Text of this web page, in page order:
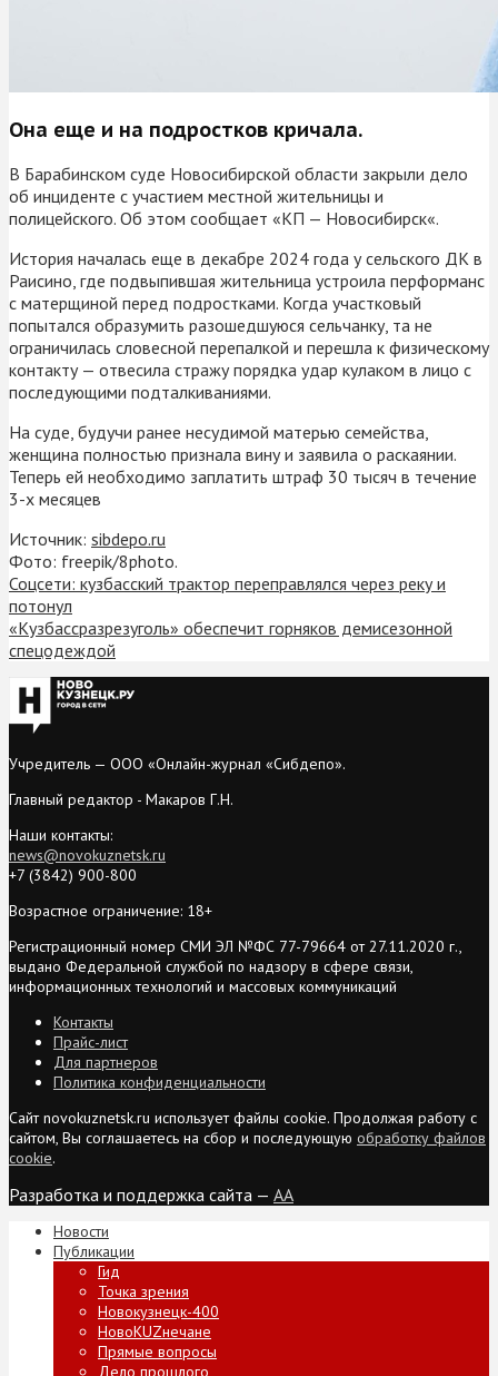
Она еще и на подростков кричала.
В Барабинском суде Новосибирской области закрыли дело
об инциденте с участием местной жительницы и
полицейского. Об этом сообщает «КП — Новосибирск«.
История началась еще в декабре 2024 года у сельского ДК в
Раисино, где подвыпившая жительница устроила перформанс
с матерщиной перед подростками. Когда участковый
попытался образумить разошедшуюся сельчанку, та не
ограничилась словесной перепалкой и перешла к физическому
контакту — отвесила стражу порядка удар кулаком в лицо с
последующими подталкиваниями.
На суде, будучи ранее несудимой матерью семейства,
женщина полностью признала вину и заявила о раскаянии.
Теперь ей необходимо заплатить штраф 30 тысяч в течение
3-х месяцев
Источник: sibdepo.ru
Фото: freepik/8photo.
Соцсети: кузбасский трактор переправлялся через реку и
потонул
«Кузбассразрезуголь» обеспечит горняков демисезонной
спецодеждой
Учредитель — ООО «Онлайн-журнал «Сибдепо».
Главный редактор - Макаров Г.Н.
Наши контакты:
news@novokuznetsk.ru
+7 (3842) 900-800
Возрастное ограничение: 18+
Регистрационный номер СМИ ЭЛ №ФС 77-79664 от 27.11.2020 г.,
выдано Федеральной службой по надзору в сфере связи,
информационных технологий и массовых коммуникаций
Контакты
Прайс-лист
Для партнеров
Политика конфиденциальности
Сайт novokuznetsk.ru использует файлы cookie. Продолжая работу с
сайтом, Вы соглашаетесь на сбор и последующую обработку файлов
cookie.
Разработка и поддержка сайта — AA
Новости
Публикации
Гид
Точка зрения
Новокузнецк-400
НовоKUZнечане
Прямые вопросы
Дело прошлого